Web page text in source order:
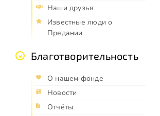
Наши друзья
Известные люди о
Предании
Благотворительность
О нашем фонде
Новости
Отчёты